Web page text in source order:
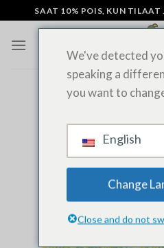
sisältöön
SAAT 10% POIS, KUN
We've detected
speaking a
you want to
English
Change
Close and do not